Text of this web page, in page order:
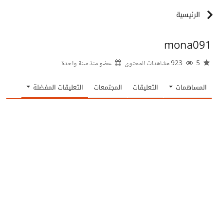
الرئيسية
mona091
عضو منذسنة واحدة
المساهمات التعليقات المجتمعات التعليقات المفضلة